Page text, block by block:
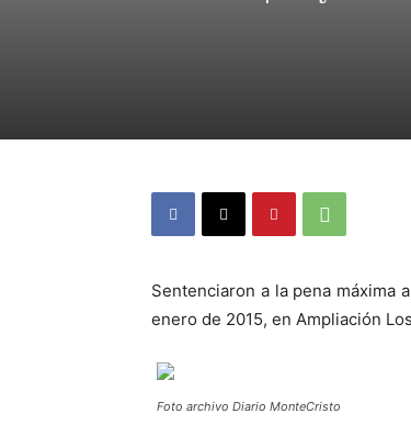
Sentenciaron a la pena máxima
enero de 2015, en Ampliación
Foto archivo Diario MonteCristo